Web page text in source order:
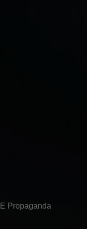
Propaganda